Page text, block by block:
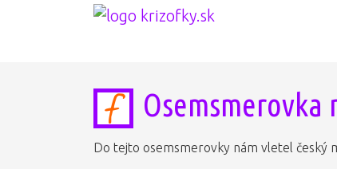
Osemsmerovka
Do tejto osemsmerovky nám vletel český